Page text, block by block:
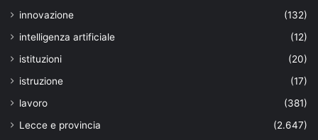
innovazione
(132)
intelligenza artificiale
(12)
istituzioni
(20)
istruzione
(17)
lavoro
(381)
Lecce e provincia
(2.647)